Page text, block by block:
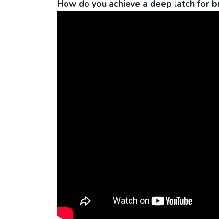
How do you achieve a deep latch for